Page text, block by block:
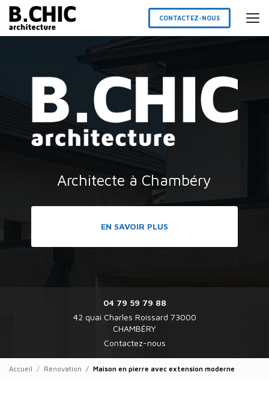
Aller
contenu
CONTACTEZ-NOUS
Architecte à Chambéry
EN SAVOIR PLUS
04 79 59 79 88
42 quai Charles Roissard 73000
CHAMBÉRY
Contactez-nous
Accueil Rénovation Maison en pierre avec extension moderne